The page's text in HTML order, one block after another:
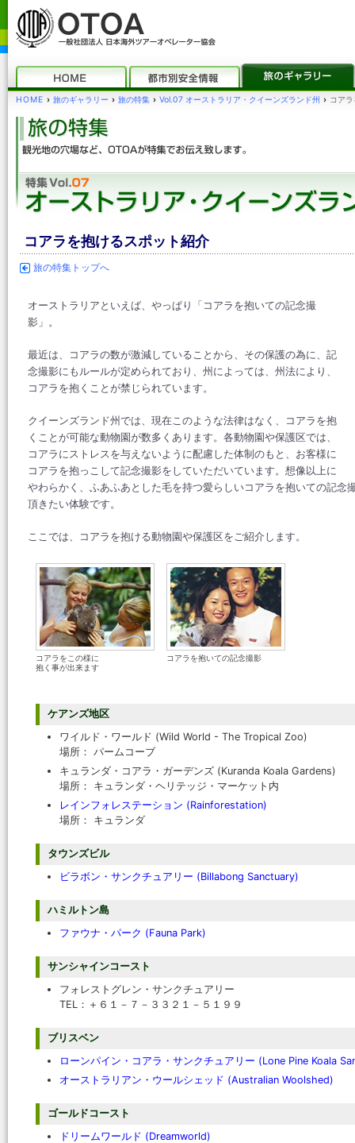
HOME › 旅のギャラリー › 旅の特集 › Vol.07 オーストラリア・クイーンズランド州 › コア
コアラを抱けるスポット紹介
旅の特集トップへ
オーストラリアといえば、やっぱり「コアラを抱いての記念撮
影」。
最近は、コアラの数が激減していることから、その保護の為に、記
念撮影にもルールが定められており、州によっては、州法により、
コアラを抱くことが禁じられています。
クイーンズランド州では、現在このような法律はなく、コアラを抱
くことが可能な動物園が数多くあります。各動物園や保護区では、
コアラにストレスを与えないように配慮した体制のもと、お客様に
コアラを抱っこして記念撮影をしていただいています。想像以上に
やわらかく、ふあふあとした毛を持つ愛らしいコアラを抱いての記念
頂きたい体験です。
ここでは、コアラを抱ける動物園や保護区をご紹介します。
コアラをこの様に
抱く事が出来ます
コアラを抱いての記念撮影
ケアンズ地区
ワイルド・ワールド (Wild World - The Tropical Zoo)
場所： パームコーブ
キュランダ・コアラ・ガーデンズ (Kuranda Koala Gardens)
場所： キュランダ・ヘリテッジ・マーケット内
レインフォレステーション (Rainforestation)
場所： キュランダ
タウンズビル
ビラボン・サンクチュアリー (Billabong Sanctuary)
ハミルトン島
ファウナ・パーク (Fauna Park)
サンシャインコースト
フォレストグレン・サンクチュアリー
TEL：＋６１－７－３３２１－５１９９
ブリスベン
ローンパイン・コアラ・サンクチュアリー (Lone Pine Koala
オーストラリアン・ウールシェッド (Australian Woolshed)
ゴールドコースト
ドリームワールド (Dreamworld)